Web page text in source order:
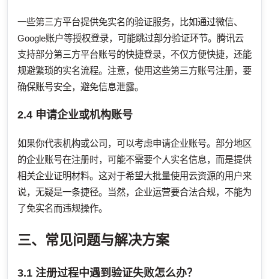
一些第三方平台提供免实名的验证服务，比如通过微信、
Google账户等授权登录，可能跳过部分验证环节。腾讯云
支持部分第三方平台账号的快捷登录，不仅方便快捷，还能
规避繁琐的实名流程。注意，使用这些第三方账号注册，要
确保账号安全，避免信息泄露。
2.4 申请企业或机构账号
如果你代表机构或公司，可以考虑申请企业账号。部分地区
的企业账号在注册时，可能不需要个人实名信息，而是提供
相关企业证明材料。这对于希望大批量使用云资源的用户来
说，无疑是一条捷径。当然，企业运营要合法合规，不能为
了免实名而违规操作。
三、常见问题与解决方案
3.1 注册过程中遇到验证失败怎么办？